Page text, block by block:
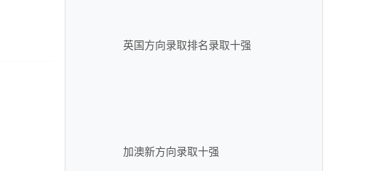
英国方向录取排名录取十强
加澳新方向录取十强